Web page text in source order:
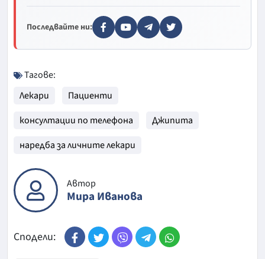
Последвайте ни:
Тагове:
Лекари
Пациенти
консултации по телефона
Джипита
наредба за личните лекари
Автор
Мира Иванова
Сподели: